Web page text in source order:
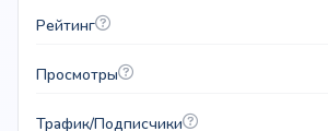
Рейтинг
Просмотры
Трафик/Подписчики